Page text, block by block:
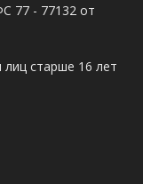
77 - 77132 от
старше 16 лет